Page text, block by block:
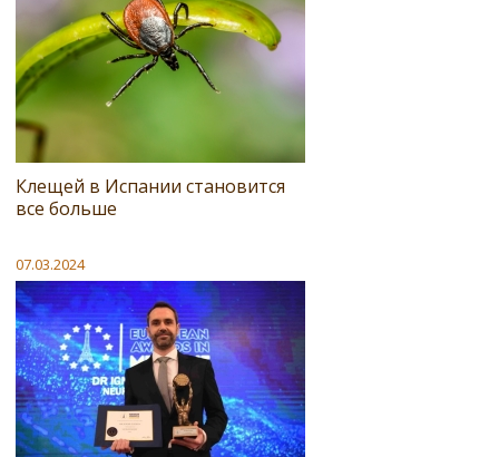
Клещей в Испании становится
все больше
07.03.2024